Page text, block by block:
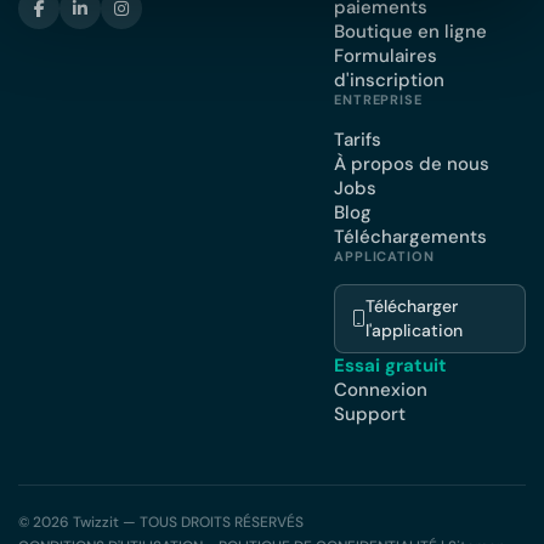
paiements
Boutique en ligne
Formulaires
d'inscription
ENTREPRISE
Tarifs
À propos de nous
Jobs
Blog
Téléchargements
APPLICATION
Télécharger
l'application
Essai gratuit
Connexion
Support
© 2026 Twizzit — TOUS DROITS RÉSERVÉS